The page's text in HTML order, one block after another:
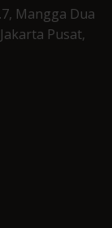
Mangga Dua
Pusat,